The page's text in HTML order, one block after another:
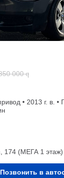
000 q
• 2013 г. в.
174 (МЕГА 1 этаж)
Позвонить в